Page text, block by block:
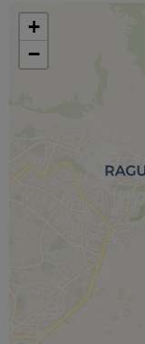
+
−